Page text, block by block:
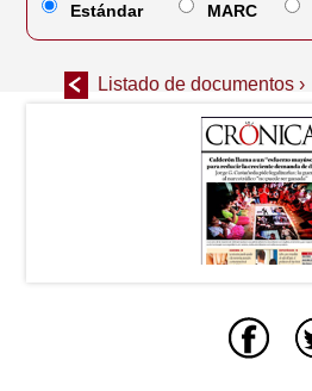
Listado de documentos ›
Estándar
MARC